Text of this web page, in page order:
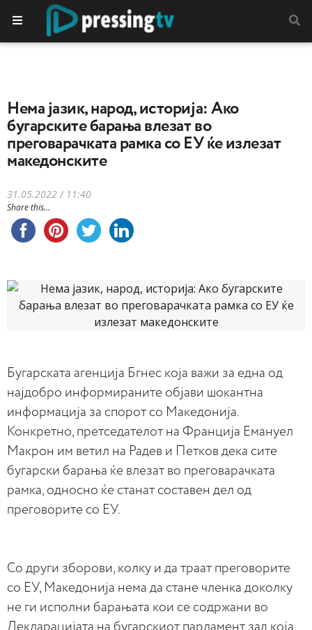
Нема јазик, народ, историја: Aко
бугарските барања влезат во
преговарачката рамка со ЕУ ќе излезат
македонските
31.05.2022 / 11:40
Share this...
Бугарската агенција Бгнес која важи за една од
најдобро информираните објави шокантна
информација за спорот со Македонија.
Конкретно, претседателот на Франција Емануел
Макрон им ветил на Радев и Петков дека сите
бугарски барања ќе влезат во преговарачката
рамка, односно ќе станат составен дел од
преговорите со ЕУ.
Со други зборови, колку и да траат преговорите
со ЕУ, Македонија нема да стане членка доколку
не ги исполни барањата кои се содржани во
Декларацијата на бугарскиот парламент зад која